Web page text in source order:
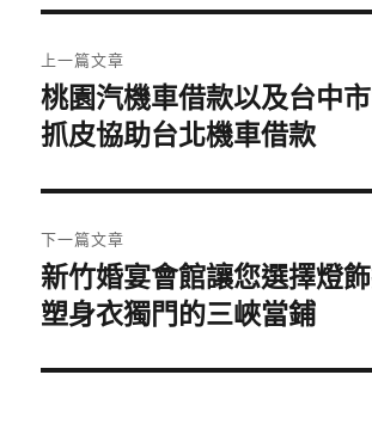
章
導
覽
上一篇文章
上
一
文
章:
桃園汽機車借款以及台中
抓皮協助台北機車借款
下一篇文章
下
一
文
新竹婚宴會館讓您選擇燈
塑身衣獨門的三峽當鋪